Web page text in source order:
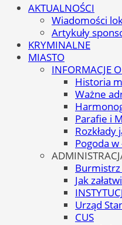
AKTUALNOŚCI
Wiadomości
Artykuły
KRYMINALNE
MIASTO
INFORMACJE
Historia
Ważne
Parafie i
Rozkłady
Pogoda w
Burmistrz
Jak
Urząd
CUS